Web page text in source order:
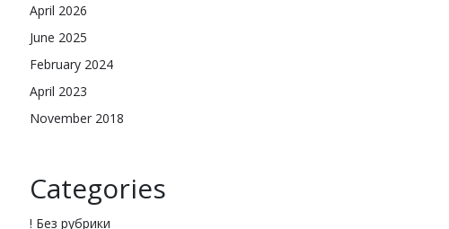
April 2026
June 2025
February 2024
April 2023
November 2018
Categories
! Без рубрики